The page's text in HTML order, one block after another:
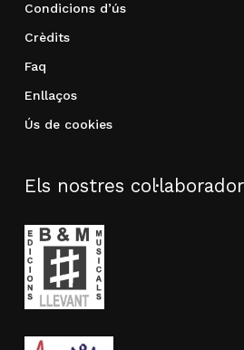
Condicions d’ús
Crèdits
Faq
Enllaços
Ús de cookies
Els nostres